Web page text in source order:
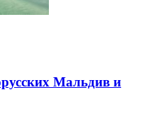
Мальдив и